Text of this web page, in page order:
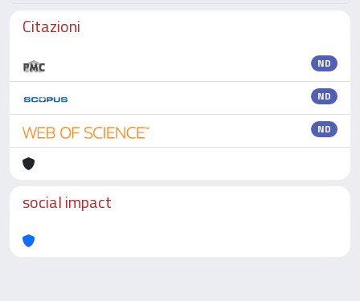
Citazioni
ND
ND
ND
social impact